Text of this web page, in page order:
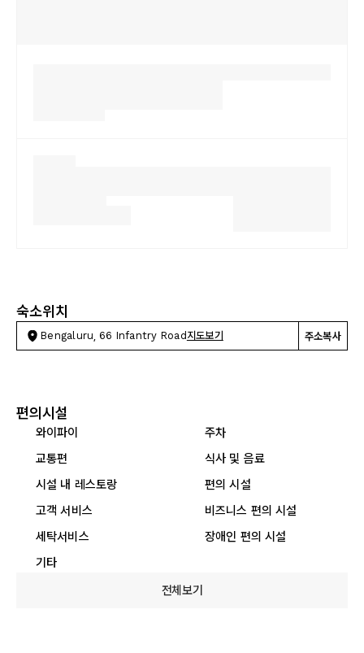
숙소위치
Bengaluru, 66 Infantry Road 지도보기 주소복사
편의시설
와이파이
주차
교통편
식사 및 음료
시설 내 레스토랑
편의 시설
고객 서비스
비즈니스 편의 시설
세탁서비스
장애인 편의 시설
기타
전체보기